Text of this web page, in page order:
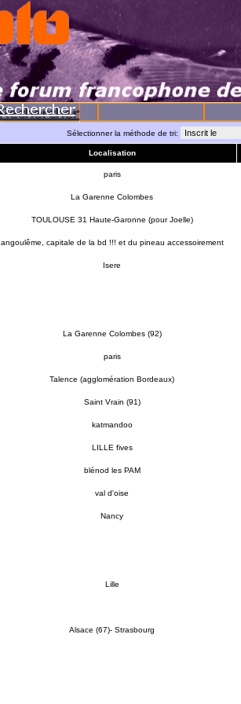
Sélectionner la méthode de tri:
Localisation
paris
La Garenne Colombes
TOULOUSE 31 Haute-Garonne (pour Joelle)
angoulême, capitale de la bd !!! et du pineau accessoirement
Isere
La Garenne Colombes (92)
paris
Talence (agglomération Bordeaux)
Saint Vrain (91)
katmandoo
LILLE fives
blénod les PAM
val d'oise
Nancy
Lille
Alsace (67)- Strasbourg